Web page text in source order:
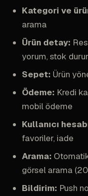
Kategori ve
arama
Ürün detay:
yorum, stok
Sepet: Ürün
Ödeme: Kredi
mobil ödeme
Kullanıcı
favoriler, iade
Arama:
görsel arama
Bildirim: Push